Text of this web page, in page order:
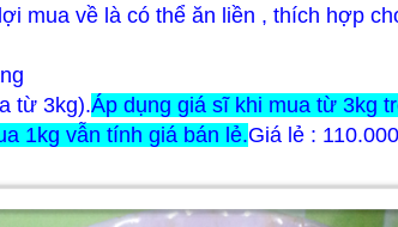
mua về là có thể ăn liền , thích hợp
từ 3kg).Áp dụng giá sĩ khi mua từ 3kg
1kg vẫn tính giá bán lẻ.Giá lẻ :